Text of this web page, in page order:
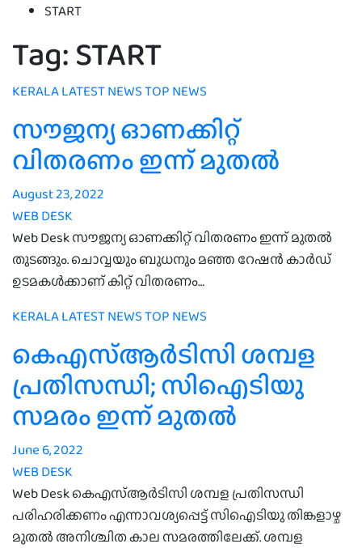
START
Tag:START
KERALALATEST NEWSTOP NEWS
സൗജന്യ ഓണക്കിറ്റ്
വിതരണം ഇന്ന് മുതൽ
August 23, 2022
WEB DESK
Web Desk സൗജന്യ ഓണക്കിറ്റ് വിതരണം ഇന്ന് മുതൽ
തുടങ്ങും. ചൊവ്വയും ബുധനും മഞ്ഞ റേഷൻ കാർഡ്
ഉടമകൾക്കാണ് കിറ്റ് വിതരണം…
KERALALATEST NEWSTOP NEWS
കെഎസ്ആർടിസി ശമ്പള
പ്രതിസന്ധി; സിഐടിയു
സമരം ഇന്ന് മുതൽ
June 6, 2022
WEB DESK
Web Desk കെഎസ്ആർടിസി ശമ്പള പ്രതിസന്ധി
പരിഹരിക്കണം എന്നാവശ്യപ്പെട്ട് സിഐടിയു തിങ്കളാഴ്ച
മുതൽ അനിശ്ചിത കാല സമരത്തിലേക്ക്. ശമ്പള